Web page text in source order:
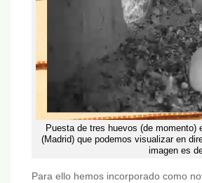
Puesta de tres huevos (de momento)
(Madrid) que podemos visualizar en
imagen es
Para ello hemos incorporado como